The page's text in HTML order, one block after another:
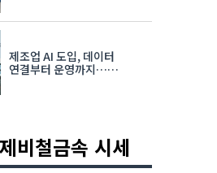
체 패키징 산업전
수원컨벤션센터
제조업 AI 도입, 데이터
연결부터 운영까지…
비철금속 시세